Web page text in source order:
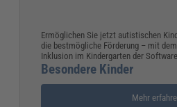
Ermöglichen Sie jetzt autistischen
die bestmögliche Förderung – mit
Inklusion im Kindergarten der Software
Besondere Kinder
Mehr